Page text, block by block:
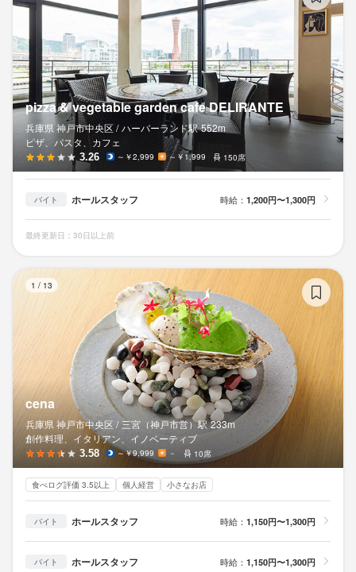
pizza & vegetable garden cafe DELIRANTE
兵庫県 神戸市中央区 / ハーバーランド駅 552m
ピザ、パスタ、カフェ
3.26 ～￥2,999 ～￥1,999 150席
バイト ホールスタッフ 時給： 1,200円〜1,300円
最終更新日：30日以上前
1 / 13
cena
兵庫県 神戸市中央区 / 三宮（神戸市営）駅 233m
創作料理、イタリアン、イノベーティブ
3.58 ～￥9,999 － 10席
食べログ評価 3.5以上 個人経営 小さなお店
バイト ホールスタッフ 時給： 1,150円〜1,300円
バイト ホールスタッフ 時給： 1,150円〜1,300円